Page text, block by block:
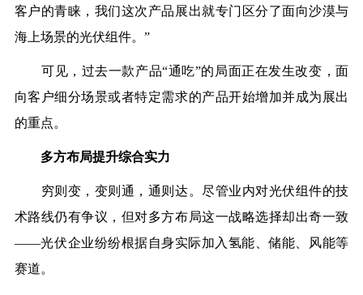
客户的青睐，我们这次产品展出就专门区分了面向沙漠与
海上场景的光伏组件。”
可见，过去一款产品“通吃”的局面正在发生改变，面
向客户细分场景或者特定需求的产品开始增加并成为展出
的重点。
多方布局提升综合实力
穷则变，变则通，通则达。尽管业内对光伏组件的技
术路线仍有争议，但对多方布局这一战略选择却出奇一致
——光伏企业纷纷根据自身实际加入氢能、储能、风能等
赛道。